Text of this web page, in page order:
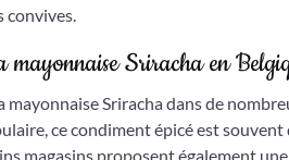
convives.
mayonnaise Sriracha en
Sriracha dans de
ce condiment épicé est
magasins proposent également